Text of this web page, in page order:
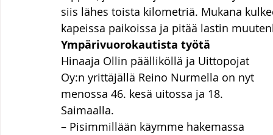
siis lähes toista kilometriä. Mukana
kapeissa paikoissa ja pitää lastin
Ympärivuorokautista työtä
Hinaaja Ollin päälliköllä ja Uittopojat
Oy:n yrittäjällä Reino Nurmella on nyt
menossa 46. kesä uitossa ja 18.
Saimaalla.
– Pisimmillään käymme hakemassa